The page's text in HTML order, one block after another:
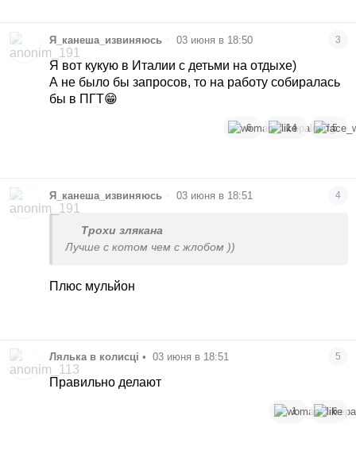
Я_канеша_извиняюсь 03 июня в 18:50 3
Я вот кукую в Италии с детьми на отдыхе)
А не было бы запросов, то на работу собиралась
бы в ПГТ😁
6 14 5
Я_канеша_извиняюсь 03 июня в 18:51 4
Трохи злякана
Лучше с котом чем с жлобом ))
Плюс мульйон
Лялька в колисці • 03 июня в 18:51 5
Правильно делают
1 6